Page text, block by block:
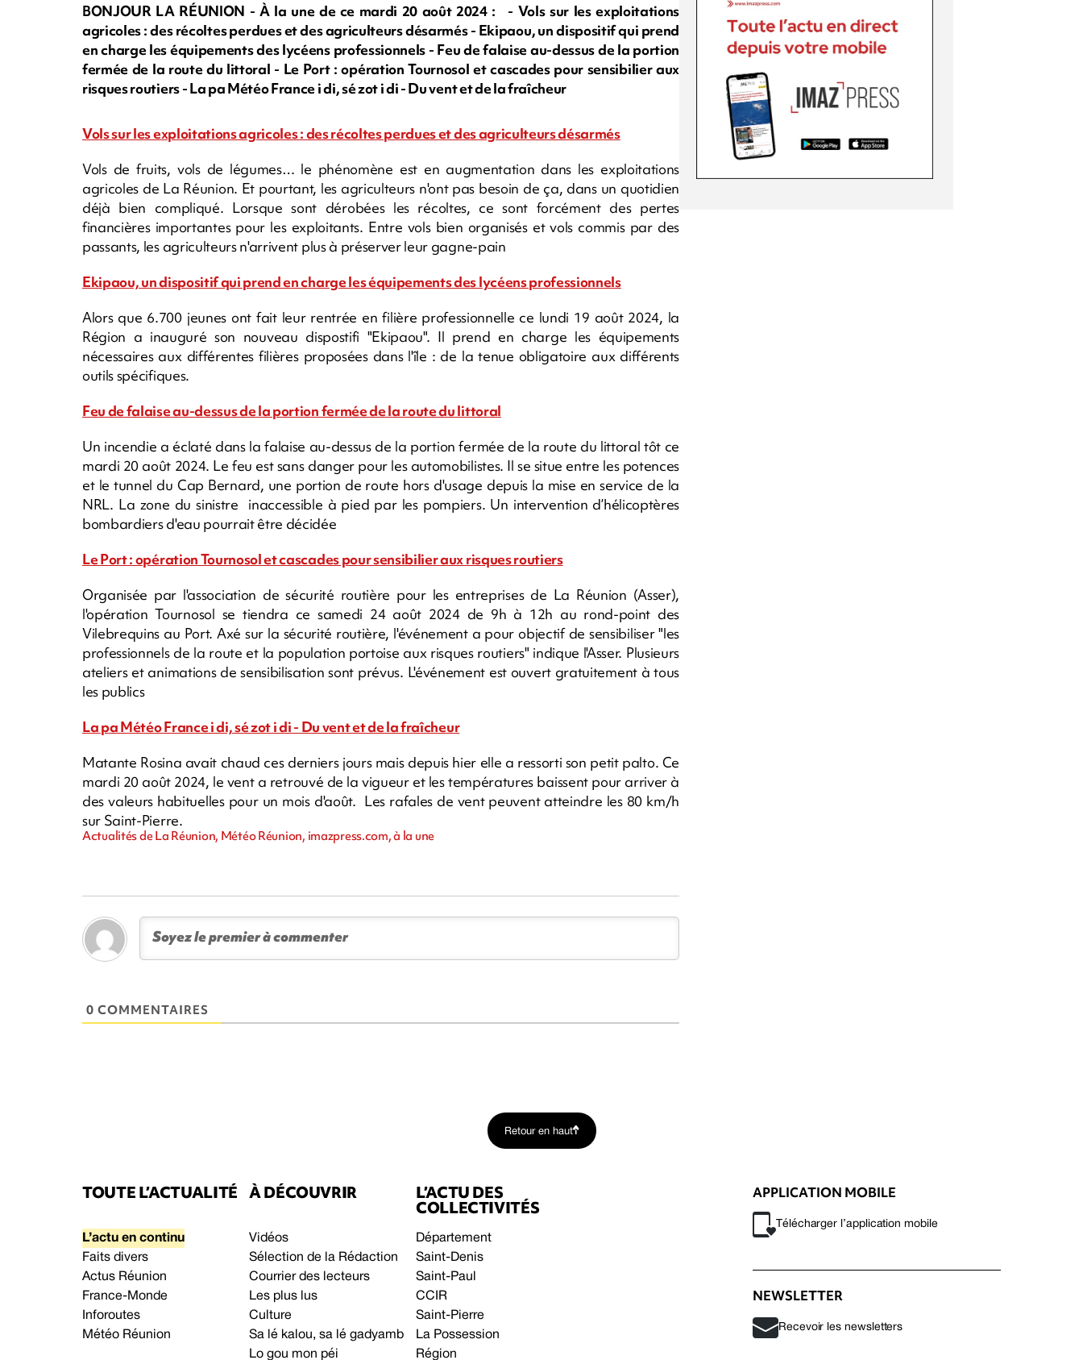
BONJOUR LA RÉUNION - À la une de ce mardi 20 août 2024 : - Vols sur les exploitations
agricoles : des récoltes perdues et des agriculteurs désarmés - Ekipaou, un dispositif qui prend
en charge les équipements des lycéens professionnels - Feu de falaise au-dessus de la portion
fermée de la route du littoral - Le Port : opération Tournosol et cascades pour sensibilier aux
risques routiers - La pa Météo France i di, sé zot i di - Du vent et de la fraîcheur
Vols sur les exploitations agricoles : des récoltes perdues et des agriculteurs désarmés
Vols de fruits, vols de légumes… le phénomène est en augmentation dans les exploitations
agricoles de La Réunion. Et pourtant, les agriculteurs n'ont pas besoin de ça, dans un quotidien
déjà bien compliqué. Lorsque sont dérobées les récoltes, ce sont forcément des pertes
financières importantes pour les exploitants. Entre vols bien organisés et vols commis par des
passants, les agriculteurs n'arrivent plus à préserver leur gagne-pain
Ekipaou, un dispositif qui prend en charge les équipements des lycéens professionnels
Alors que 6.700 jeunes ont fait leur rentrée en filière professionnelle ce lundi 19 août 2024, la
Région a inauguré son nouveau dispostifi "Ekipaou". Il prend en charge les équipements
nécessaires aux différentes filières proposées dans l'île : de la tenue obligatoire aux différents
outils spécifiques.
Feu de falaise au-dessus de la portion fermée de la route du littoral
Un incendie a éclaté dans la falaise au-dessus de la portion fermée de la route du littoral tôt ce
mardi 20 août 2024. Le feu est sans danger pour les automobilistes. Il se situe entre les potences
et le tunnel du Cap Bernard, une portion de route hors d'usage depuis la mise en service de la
NRL. La zone du sinistre inaccessible à pied par les pompiers. Un intervention d’hélicoptères
bombardiers d'eau pourrait être décidée
Le Port : opération Tournosol et cascades pour sensibilier aux risques routiers
Organisée par l'association de sécurité routière pour les entreprises de La Réunion (Asser),
l'opération Tournosol se tiendra ce samedi 24 août 2024 de 9h à 12h au rond-point des
Vilebrequins au Port. Axé sur la sécurité routière, l'événement a pour objectif de sensibiliser "les
professionnels de la route et la population portoise aux risques routiers" indique l'Asser. Plusieurs
ateliers et animations de sensibilisation sont prévus. L'événement est ouvert gratuitement à tous
les publics
La pa Météo France i di, sé zot i di - Du vent et de la fraîcheur
Matante Rosina avait chaud ces derniers jours mais depuis hier elle a ressorti son petit palto. Ce
mardi 20 août 2024, le vent a retrouvé de la vigueur et les températures baissent pour arriver à
des valeurs habituelles pour un mois d'août. Les rafales de vent peuvent atteindre les 80 km/h
sur Saint-Pierre.
Actualités de La Réunion, Météo Réunion, imazpress.com, à la une
0 COMMENTAIRES
Retour en haut
TOUTE L’ACTUALITÉ
L’actu en continu
Faits divers
Actus Réunion
France-Monde
Inforoutes
Météo Réunion
À DÉCOUVRIR
Vidéos
Sélection de la Rédaction
Courrier des lecteurs
Les plus lus
Culture
Sa lé kalou, sa lé gadyamb
Lo gou mon péi
L’ACTU DES
COLLECTIVITÉS
Département
Saint-Denis
Saint-Paul
CCIR
Saint-Pierre
La Possession
Région
APPLICATION MOBILE
Télécharger l’application mobile
NEWSLETTER
Recevoir les newsletters